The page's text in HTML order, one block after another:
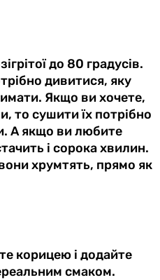
до 80 градусів.
дивитися, яку
Якщо ви хочете,
то сушити їх потрібно
А якщо ви любите
і сорока хвилин.
хрумтять, прямо як
корицею і додайте
смаком.